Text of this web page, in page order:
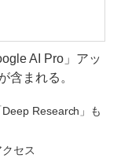
AI Pro」アッ
含まれる。
Research」も
セス